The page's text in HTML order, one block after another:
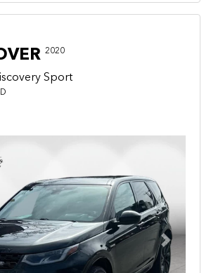
2020
Sport
Next